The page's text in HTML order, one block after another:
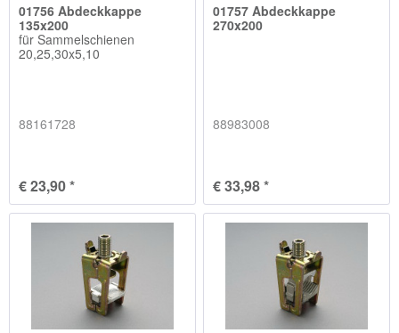
01756 Abdeckkappe
135x200
für Sammelschienen
20,25,30x5,10
88161728
€ 23,90 *
01757 Abdeckkappe
270x200
88983008
€ 33,98 *